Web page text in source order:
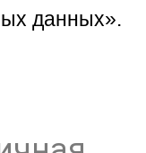
данных».